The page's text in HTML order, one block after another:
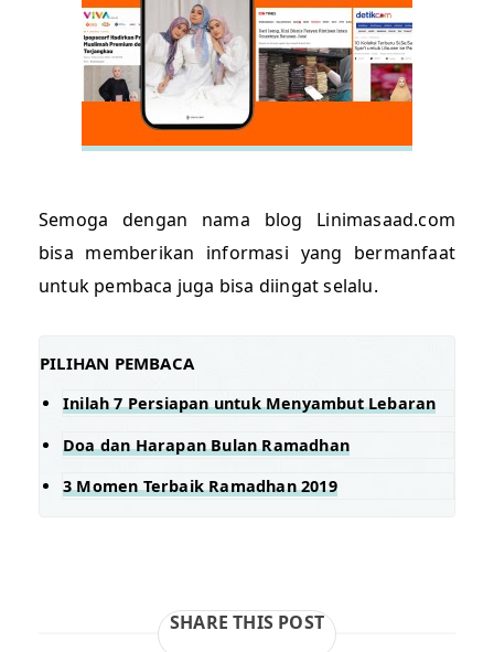
Semoga dengan nama blog Linimasaad.com
bisa memberikan informasi yang bermanfaat
untuk pembaca juga bisa diingat selalu.
PILIHAN PEMBACA
Inilah 7 Persiapan untuk Menyambut Lebaran
Doa dan Harapan Bulan Ramadhan
3 Momen Terbaik Ramadhan 2019
SHARE THIS POST